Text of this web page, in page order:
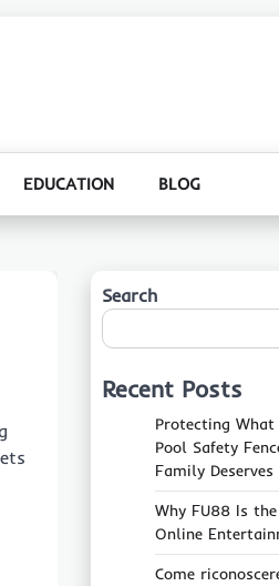
EDUCATION BLOG
Search
Recent Posts
Protecting
Pool Safety
Family Deserves
Why FU88 Is the
Online
Come